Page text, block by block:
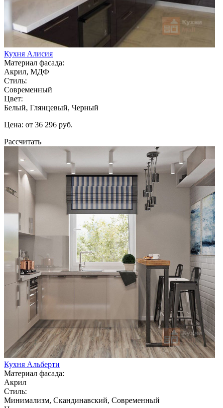
Кухня Алисия
Материал фасада:
Акрил, МДФ
Стиль:
Современный
Цвет:
Белый, Глянцевый, Черный
Цена: от 36 296 руб.
Рассчитать
Кухня Альберти
Материал фасада:
Акрил
Стиль:
Минимализм, Скандинавский, Современный